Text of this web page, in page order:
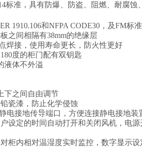
标准，具有防爆、防盗、阻燃、耐腐蚀
1910.106和NFPA CODE30 ，及FM标准
之间相隔有38mm的绝缘层
焊接，使用寿命更长，防火性更好
180度的柜门配有双钥匙
液体不外溢
下之间自由调节
瓷漆，防止化学侵蚀
电接地传导端口，方便连接静电接地装
设定的时间自动打开和关闭风机，电
柜内相对温湿度实时监控，数字显示